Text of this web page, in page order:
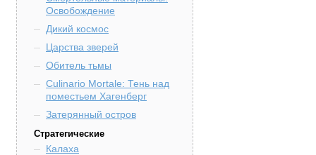
Освобождение
Дикий космос
Царства зверей
Обитель тьмы
Culinario Mortale: Тень над
поместьем Хагенберг
Затерянный остров
Стратегические
Калаха